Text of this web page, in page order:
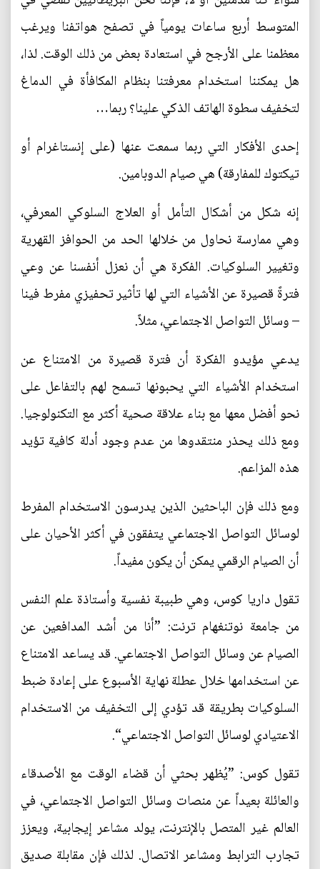
المتوسط أربع ساعات يومياً في تصفح هواتفنا ويرغب
معظمنا على الأرجح في استعادة بعض من ذلك الوقت. لذا،
هل يمكننا استخدام معرفتنا بنظام المكافأة في الدماغ
لتخفيف سطوة الهاتف الذكي علينا؟ ربما…
إحدى الأفكار التي ربما سمعت عنها (على إنستاغرام أو
تيكتوك للمفارقة) هي صيام الدوبامين.
إنه شكل من أشكال التأمل أو العلاج السلوكي المعرفي،
وهي ممارسة نحاول من خلالها الحد من الحوافز القهرية
وتغيير السلوكيات. الفكرة هي أن نعزل أنفسنا عن وعي
فترةً قصيرة عن الأشياء التي لها تأثير تحفيزي مفرط فينا
– وسائل التواصل الاجتماعي، مثلاً.
يدعي مؤيدو الفكرة أن فترة قصيرة من الامتناع عن
استخدام الأشياء التي يحبونها تسمح لهم بالتفاعل على
نحو أفضل معها مع بناء علاقة صحية أكثر مع التكنولوجيا.
ومع ذلك يحذر منتقدوها من عدم وجود أدلة كافية تؤيد
هذه المزاعم.
ومع ذلك فإن الباحثين الذين يدرسون الاستخدام المفرط
لوسائل التواصل الاجتماعي يتفقون في أكثر الأحيان على
أن الصيام الرقمي يمكن أن يكون مفيداً.
تقول داريا كوس، وهي طبيبة نفسية وأستاذة علم النفس
من جامعة نوتنغهام ترنت: ”أنا من أشد المدافعين عن
الصيام عن وسائل التواصل الاجتماعي. قد يساعد الامتناع
عن استخدامها خلال عطلة نهاية الأسبوع على إعادة ضبط
السلوكيات بطريقة قد تؤدي إلى التخفيف من الاستخدام
الاعتيادي لوسائل التواصل الاجتماعي“.
تقول كوس: ”يُظهر بحثي أن قضاء الوقت مع الأصدقاء
والعائلة بعيداً عن منصات وسائل التواصل الاجتماعي، في
العالم غير المتصل بالإنترنت، يولد مشاعر إيجابية، ويعزز
تجارب الترابط ومشاعر الاتصال. لذلك فإن مقابلة صديق